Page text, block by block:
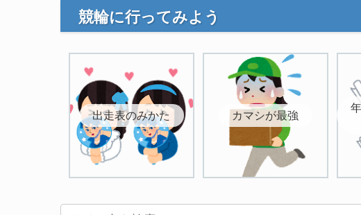
競輪に行ってみよう
出走表のみかた カマシが最強